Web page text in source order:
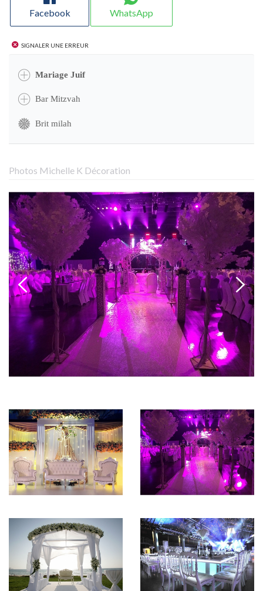
Facebook WhatsApp
Signaler une erreur
Mariage Juif
Bar Mitzvah
Brit milah
Photos Michelle K Décoration